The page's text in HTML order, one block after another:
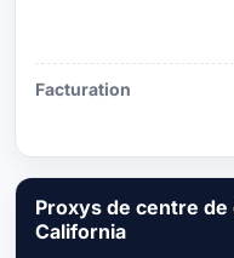
Facturation
Proxys de centre
California